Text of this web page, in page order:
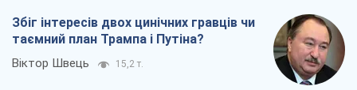
Збіг інтересів двох цинічних гравців чи
таємний план Трампа і Путіна?
Віктор Швець 15,2 т.